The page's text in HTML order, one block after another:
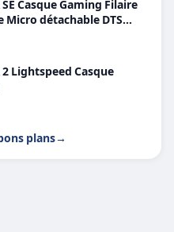
Casque Gaming Filaire
Micro détachable DTS
Lightspeed Casque
plans→